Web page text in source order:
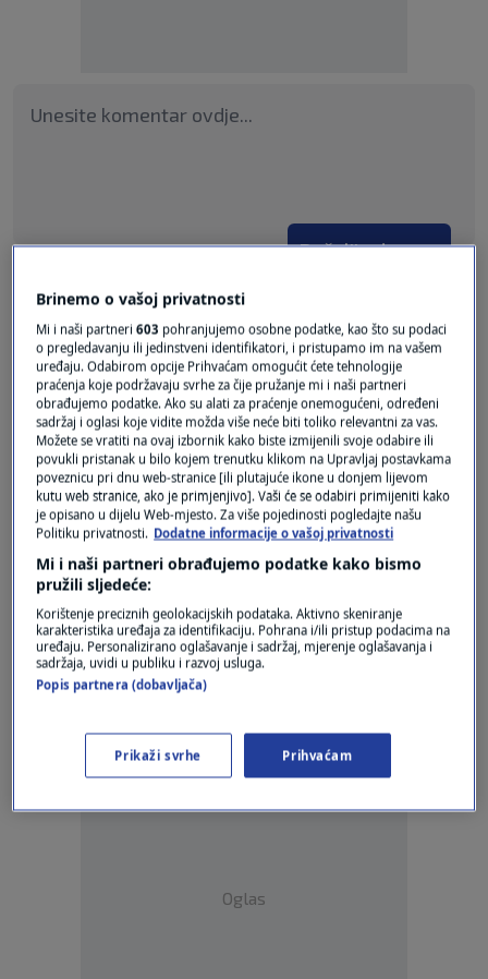
Pošalji odgovor
Pošalji
Oglas
Oglas
Brinemo o vašoj privatnosti
Mi i naši partneri603 pohranjujemo osobne podatke, kao što su podaci
o pregledavanju ili jedinstveni identifikatori, i pristupamo im na vašem
uređaju. Odabirom opcije Prihvaćam omogućit ćete tehnologije
praćenja koje podržavaju svrhe za čije pružanje mi i naši partneri
obrađujemo podatke. Ako su alati za praćenje onemogućeni, određeni
sadržaj i oglasi koje vidite možda više neće biti toliko relevantni za vas.
Možete se vratiti na ovaj izbornik kako biste izmijenili svoje odabire ili
povukli pristanak u bilo kojem trenutku klikom na Upravljaj postavkama
poveznicu pri dnu web-stranice [ili plutajuće ikone u donjem lijevom
kutu web stranice, ako je primjenjivo]. Vaši će se odabiri primijeniti kako
je opisano u dijelu Web-mjesto. Za više pojedinosti pogledajte našu
Politiku privatnosti. Dodatne informacije o vašoj privatnosti
Mi i naši partneri obrađujemo podatke kako bismo
pružili sljedeće:
Korištenje preciznih geolokacijskih podataka. Aktivno skeniranje
karakteristika uređaja za identifikaciju. Pohrana i/ili pristup podacima na
uređaju. Personalizirano oglašavanje i sadržaj, mjerenje oglašavanja i
sadržaja, uvidi u publiku i razvoj usluga.
Popis partnera (dobavljača)
Prikaži svrhe Prihvaćam